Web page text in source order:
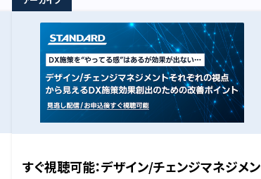
すぐ視聴可能：デザイン/チェンジマネジメン